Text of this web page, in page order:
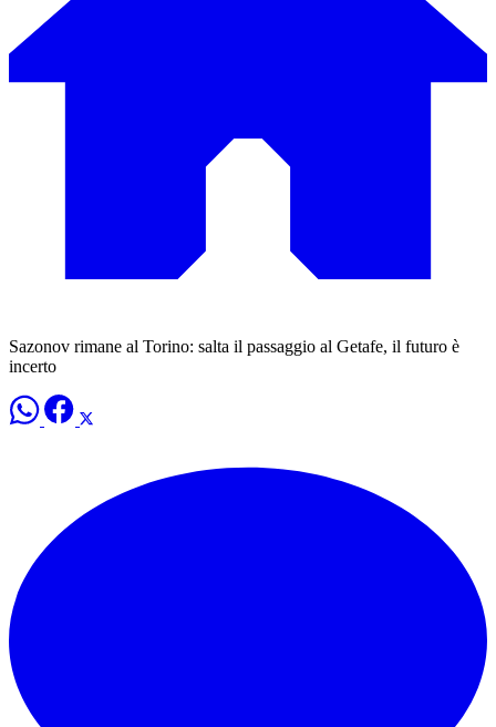
Sazonov rimane al Torino: salta il passaggio al Getafe, il futuro è
incerto